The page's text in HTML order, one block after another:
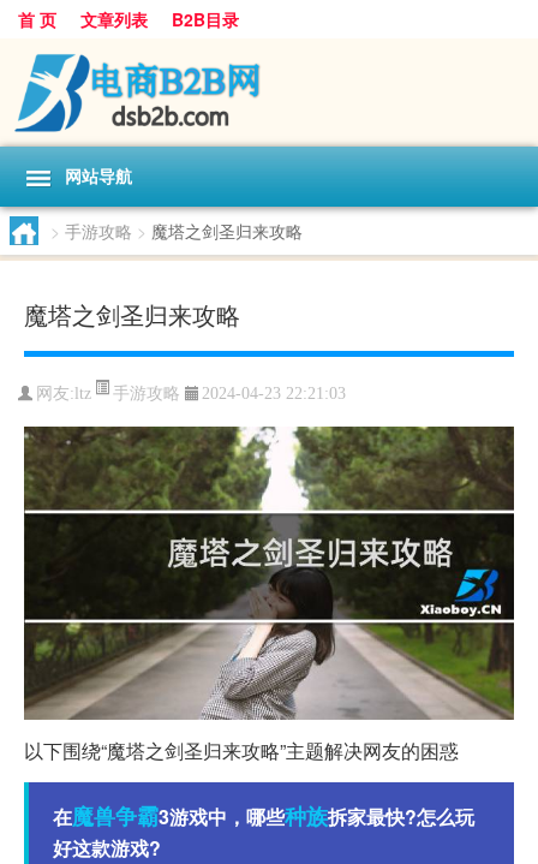
首 页 文章列表 B2B目录
网站导航
> 手游攻略 > 魔塔之剑圣归来攻略
魔塔之剑圣归来攻略
网友:ltz 手游攻略 2024-04-23 22:21:03
以下围绕“魔塔之剑圣归来攻略”主题解决网友的困惑
在魔兽争霸3游戏中，哪些种族拆家最快?怎么玩
好这款游戏?